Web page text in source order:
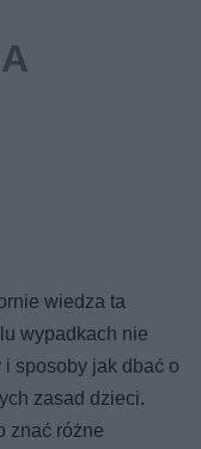
wiedza ta
wypadkach nie
sposoby jak dbać o
zasad dzieci.
znać różne